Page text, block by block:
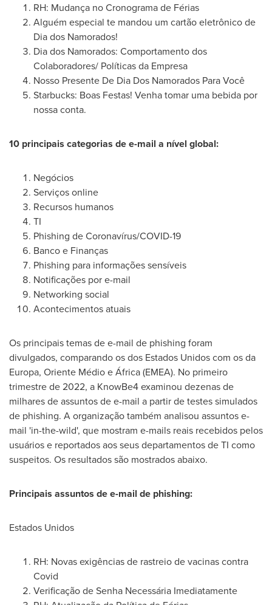
RH: Mudança no Cronograma de Férias
Alguém especial te mandou um cartão eletrônico de
Dia dos Namorados!
Dia dos Namorados: Comportamento dos
Colaboradores/ Políticas da Empresa
Nosso Presente De Dia Dos Namorados Para Você
Starbucks: Boas Festas! Venha tomar uma bebida por
nossa conta.
10 principais categorias de e-mail a nível global:
Negócios
Serviços online
Recursos humanos
TI
Phishing de Coronavírus/COVID-19
Banco e Finanças
Phishing para informações sensíveis
Notificações por e-mail
Networking social
Acontecimentos atuais
Os principais temas de e-mail de phishing foram
divulgados, comparando os dos Estados Unidos com os da
Europa, Oriente Médio e África (EMEA). No primeiro
trimestre de 2022, a KnowBe4 examinou dezenas de
milhares de assuntos de e-mail a partir de testes simulados
de phishing. A organização também analisou assuntos e-
mail 'in-the-wild', que mostram e-mails reais recebidos pelos
usuários e reportados aos seus departamentos de TI como
suspeitos. Os resultados são mostrados abaixo.
Principais assuntos de e-mail de phishing:
Estados Unidos
RH: Novas exigências de rastreio de vacinas contra
Covid
Verificação de Senha Necessária Imediatamente